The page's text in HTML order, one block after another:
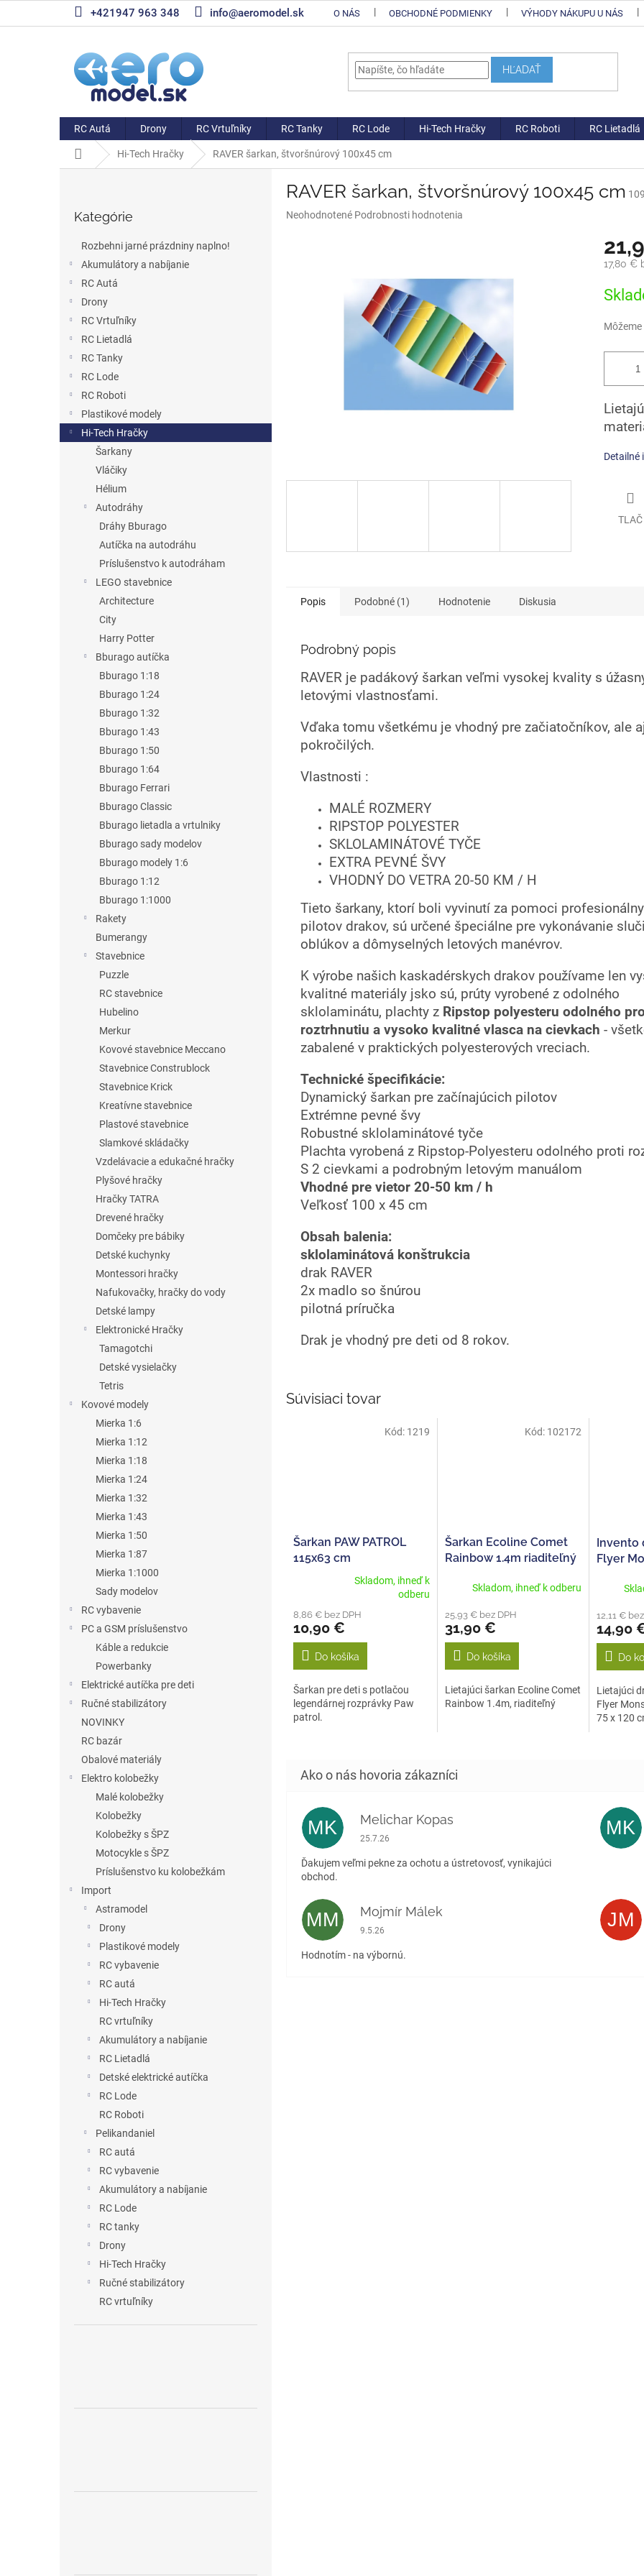
+421947 963 348 info@aeromodel.sk O NÁS OBCHODNÉ PODMIENKY VÝHODY NÁKUPU U NÁS
HĽADAŤ
RC Autá Drony RC Vrtuľníky RC Tanky RC Lode Hi-Tech Hračky RC Roboti RC Lietadlá
DomovHi-Tech Hračky RAVER šarkan, štvoršnúrový 100x45 cm
kategórie
Kategórie
Rozbehni jarné prázdniny naplno!
Akumulátory a nabíjanie
RC Autá
Drony
RC Vrtuľníky
RC Lietadlá
RC Tanky
RC Lode
RC Roboti
Plastikové modely
Hi-Tech Hračky
Šarkany
Vláčiky
Hélium
Autodráhy
Dráhy Bburago
Autíčka na autodráhu
Príslušenstvo k autodráham
LEGO stavebnice
Architecture
City
Harry Potter
Bburago autíčka
Bburago 1:18
Bburago 1:24
Bburago 1:32
Bburago 1:43
Bburago 1:50
Bburago 1:64
Bburago Ferrari
Bburago Classic
Bburago lietadla a vrtulniky
Bburago sady modelov
Bburago modely 1:6
Bburago 1:12
Bburago 1:1000
Rakety
Bumerangy
Stavebnice
Puzzle
RC stavebnice
Hubelino
Merkur
Kovové stavebnice Meccano
Stavebnice Construblock
Stavebnice Krick
Kreatívne stavebnice
Plastové stavebnice
Slamkové skládačky
Vzdelávacie a edukačné hračky
Plyšové hračky
Hračky TATRA
Drevené hračky
Domčeky pre bábiky
Detské kuchynky
Montessori hračky
Nafukovačky, hračky do vody
Detské lampy
Elektronické Hračky
Tamagotchi
Detské vysielačky
Tetris
Kovové modely
Mierka 1:6
Mierka 1:12
Mierka 1:18
Mierka 1:24
Mierka 1:32
Mierka 1:43
Mierka 1:50
Mierka 1:87
Mierka 1:1000
Sady modelov
RC vybavenie
PC a GSM príslušenstvo
Káble a redukcie
Powerbanky
Elektrické autíčka pre deti
Ručné stabilizátory
NOVINKY
RC bazár
Obalové materiály
Elektro kolobežky
Malé kolobežky
Kolobežky
Kolobežky s ŠPZ
Motocykle s ŠPZ
Príslušenstvo ku kolobežkám
Import
Astramodel
Drony
Plastikové modely
RC vybavenie
RC autá
Hi-Tech Hračky
RC vrtuľníky
Akumulátory a nabíjanie
RC Lietadlá
Detské elektrické autíčka
RC Lode
RC Roboti
Pelikandaniel
RC autá
RC vybavenie
Akumulátory a nabíjanie
RC Lode
RC tanky
Drony
Hi-Tech Hračky
Ručné stabilizátory
RC vrtuľníky
RAVER šarkan, štvoršnúrový 100x45 cm
Priemerné
Neohodnotené Podrobnosti hodnotenia
17,80 €
cena:
Detailné
TLAČ
Popis Podobné (1) Hodnotenie Diskusia
Podrobný popis
RAVER je padákový šarkan veľmi vysokej kvality s
letovými vlastnosťami.
Vďaka tomu všetkému je vhodný pre začiatočníkov, ale aj
pokročilých.
Vlastnosti :
MALÉ ROZMERY
RIPSTOP POLYESTER
SKLOLAMINÁTOVÉ TYČE
EXTRA PEVNÉ ŠVY
VHODNÝ DO VETRA 20-50 KM / H
Tieto šarkany, ktorí boli vyvinutí za pomoci
pilotov drakov, sú určené špeciálne pre vykonávanie
oblúkov a dômyselných letových manévrov.
K výrobe našich kaskadérskych drakov používame len
kvalitné materiály jsko sú, prúty vyrobené z odolného
sklolaminátu, plachty z Ripstop polyesteru odolného
roztrhnutiu a vysoko kvalitné vlasca na cievkach -
zabalené v praktických polyesterových vreciach.
Technické špecifikácie:
Dynamický šarkan pre začínajúcich pilotov
Extrémne pevné švy
Robustné sklolaminátové tyče
Plachta vyrobená z Ripstop-Polyesteru odolného proti
S 2 cievkami a podrobným letovým manuálom
Vhodné pre vietor 20-50 km / h
Veľkosť 100 x 45 cm
Obsah balenia:
sklolaminátová konštrukcia
drak RAVER
2x madlo so šnúrou
pilotná príručka
Drak je vhodný pre deti od 8 rokov.
Súvisiaci tovar
Šarkan PAW PATROL
115x63 cm
produktu
je
5,0
5
hviezdičiek.
Skladom, ihneď k
odberu
8,86 € bez DPH
10,90 €
Do košíka
Šarkan pre deti s potlačou
legendárnej rozprávky Paw
patrol.
Kód: 1219
Šarkan Ecoline Comet
Rainbow 1.4m riaditeľný
Skladom, ihneď k odberu
25,93 € bez DPH
31,90 €
Do košíka
Lietajúci šarkan Ecoline Comet
Rainbow 1.4m, riaditeľný
Kód: 102172
Invento
Flyer
12,11 €
14,90
Do
Lietajúci
Flyer
75 x 120
MK Melichar Kopas
Hodnotenie obchodu je 5 z 5 hviezdičiek.
25.7.26
Ďakujem veľmi pekne za ochotu a ústretovosť, vynikajúci
obchod.
MK
MM Mojmír Málek
Hodnotenie obchodu je 5 z 5 hviezdičiek.
9.5.26
Hodnotím - na výbornú.
JM